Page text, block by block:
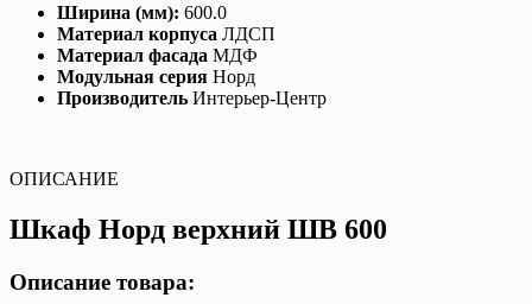
Ширина (мм): 600.0
Материал корпуса ЛДСП
Материал фасада МДФ
Модульная серия Норд
Производитель Интерьер-Центр
ОПИСАНИЕ
Шкаф Норд верхний ШВ 600
Описание товара: